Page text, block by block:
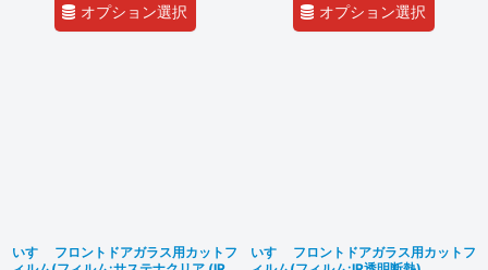
オプション選択 オプション選択
いすゞ フロントドアガラス用カットフ
いすゞ フロントドアガラス用カットフ